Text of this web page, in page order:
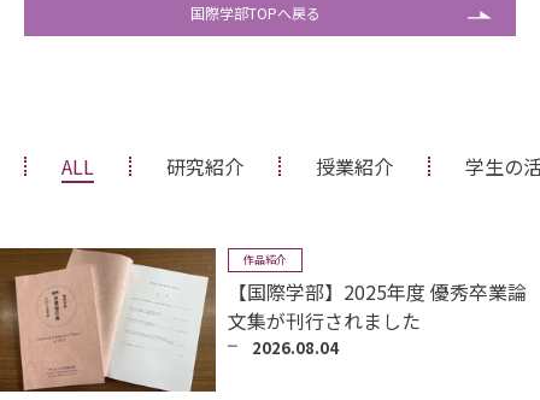
国際学部TOPへ戻る
ALL 研究紹介 授業紹介 学生の
作品紹介
【国際学部】2025年度 優秀卒業論
文集が刊行されました
2026.08.04